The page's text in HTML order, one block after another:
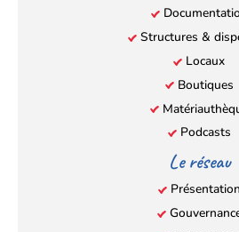
Structures &
Locaux
Boutiques
Podcasts
Le réseau
Présentation